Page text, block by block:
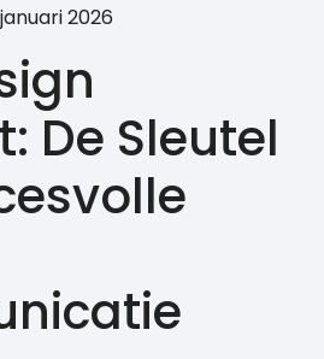
2026
De Sleutel